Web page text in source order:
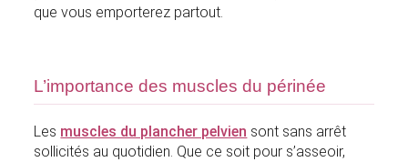
que vous emporterez partout.
L’importance des muscles du périnée
Les muscles du plancher pelvien sont sans arrêt
sollicités au quotidien. Que ce soit pour s’asseoir,